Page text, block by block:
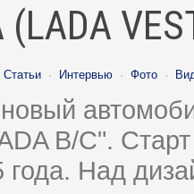
Статьи · Интервью · Фото ·
B/C".
года. Над